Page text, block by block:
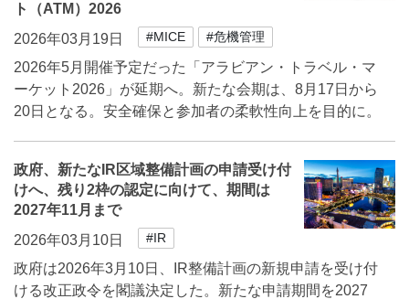
ト（ATM）2026
2026年03月19日
#MICE #危機管理
2026年5月開催予定だった「アラビアン・トラベル・マ
ーケット2026」が延期へ。新たな会期は、8月17日から
20日となる。安全確保と参加者の柔軟性向上を目的に。
政府、新たなIR区域整備計画の申請受け付
けへ、残り2枠の認定に向けて、期間は
2027年11月まで
2026年03月10日
#IR
政府は2026年3月10日、IR整備計画の新規申請を受け付
ける改正政令を閣議決定した。新たな申請期間を2027